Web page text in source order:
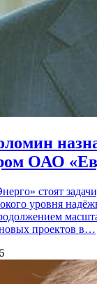
ОАО
стоят
уровня
проектов в…